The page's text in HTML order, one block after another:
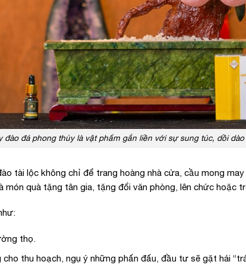
đào đá phong thủy là vật phẩm gắn liền với sự sung túc, dồi
tài lộc không chỉ để trang hoàng nhà cửa, cầu mong
món quà tặng tân gia, tặng đổi văn phòng, lên chức hoặc
thọ.
thu hoạch, ngụ ý những phấn đấu, đầu tư sẽ gặt hái